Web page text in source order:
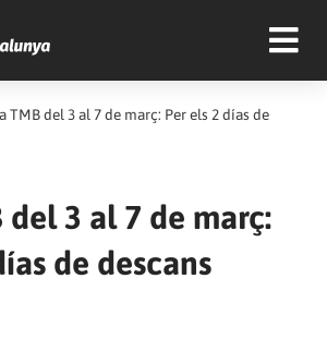
TMB del 3 al 7 de març: Per els 2 días de
del 3 al 7 de març:
de descans